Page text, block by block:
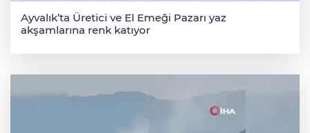
Ayvalık’ta Üretici ve El Emeği Pazarı yaz
akşamlarına renk katıyor